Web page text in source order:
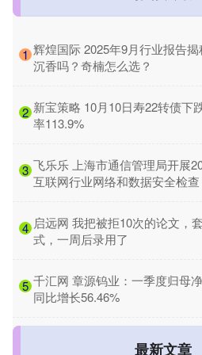
1 辉煌国际 2025年9月行业报告
沉香吗？奇楠怎么选？
2 新宝策略 10月10日寿22转债下
率113.9%
3 飞乐乐 上海市通信管理局开展
互联网行业网络和数据安全检查
4 启远网 我把被拒10次的论文，
式，一周后录用了
5 千汇网 章源钨业：一季度归母
同比增长56.46%
最新文章